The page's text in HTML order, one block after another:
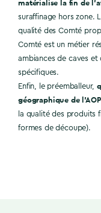
matérialise la fin de
suraffinage hors zone.
qualité des Comté
Comté est un métier
ambiances de caves
spécifiques.
Enfin, le préemballeur,
géographique de l’AOP
la qualité des produits
formes de découpe).